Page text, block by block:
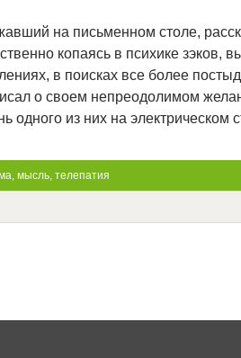
на письменном столе,
копаясь в психике зэков,
в поисках все более
о своем непреодолимом
одного из них на электрическом
, мысль, телепатия